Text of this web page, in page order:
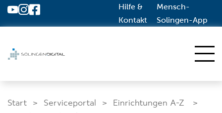
Zum Hauptinhalt springen
Hilfe &
Kontakt
Mensch-
Solingen-App
Start Serviceportal
Einrichtungen A-Z